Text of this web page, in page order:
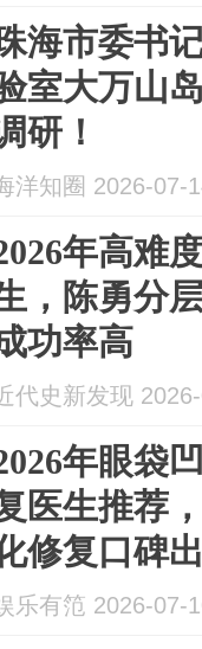
海市委书
室大万山
研！
洋知圈 2026-07-
年高难
，陈勇分
功率高
代史新发现
年眼袋
医生推荐
修复口碑
乐有笵 2026-07-